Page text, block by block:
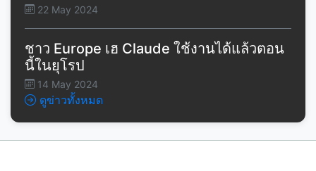
22 May 2024
ชาว Europe เฮ Claude ใช้งานได้แล้วตอน
นี้ในยุโรป
14 May 2024
ดูข่าวทั้งหมด